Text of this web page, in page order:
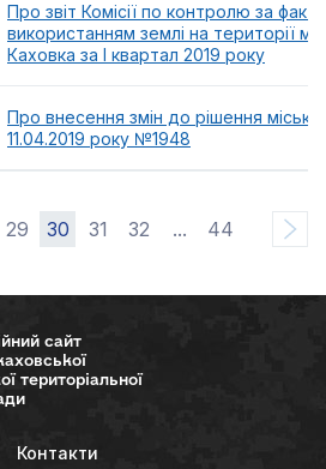
Про звіт Комісії по контролю за
використанням землі на території
Каховка за I квартал 2019 року
Про внесення змін до рішення
11.04.2019 року №1948
29 30 31 32 ... 44
сайт
територіальної
Контакти